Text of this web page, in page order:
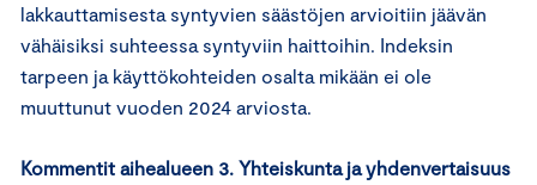
lakkauttamisesta syntyvien säästöjen arvioitiin jäävän
vähäisiksi suhteessa syntyviin haittoihin. Indeksin
tarpeen ja käyttökohteiden osalta mikään ei ole
muuttunut vuoden 2024 arviosta.
Kommentit aihealueen 3. Yhteiskunta ja yhdenvertaisuus